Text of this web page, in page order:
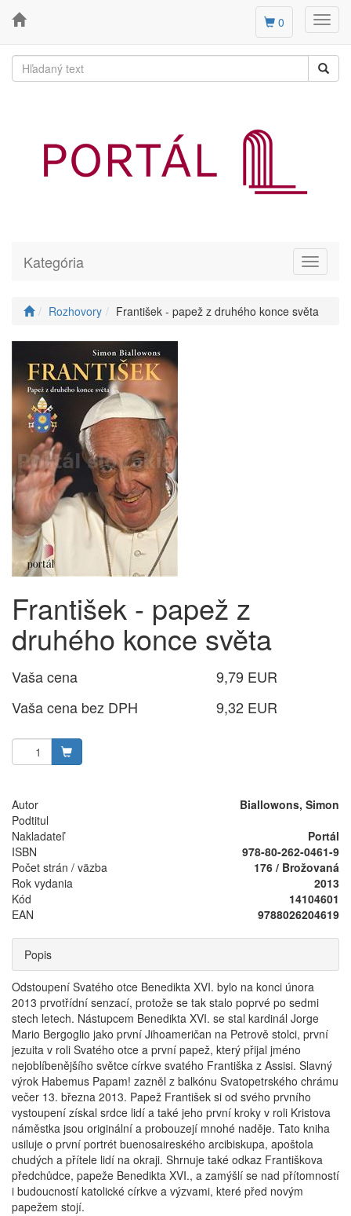
0
Toggle
Kategória
Rozhovory František - papež z druhého konce světa
František - papež z
druhého konce světa
Vaša cena
9,79 EUR
Vaša cena bez DPH
9,32 EUR
Autor
Biallowons, Simon
Podtitul
Nakladateľ
Portál
ISBN
978-80-262-0461-9
Počet strán / väzba
176 / Brožovaná
Rok vydania
2013
Kód
14104601
EAN
9788026204619
Popis
Odstoupení Svatého otce Benedikta XVI. bylo na konci února
2013 prvotřídní senzací, protože se tak stalo poprvé po sedmi
stech letech. Nástupcem Benedikta XVI. se stal kardinál Jorge
Mario Bergoglio jako první Jihoameričan na Petrově stolci, první
jezuita v roli Svatého otce a první papež, který přijal jméno
nejoblíbenějšího světce církve svatého Františka z Assisi. Slavný
výrok Habemus Papam! zazněl z balkónu Svatopetrského chrámu
večer 13. března 2013. Papež František si od svého prvního
vystoupení získal srdce lidí a také jeho první kroky v roli Kristova
náměstka jsou originální a probouzejí mnohé naděje. Tato kniha
usiluje o první portrét buenosaireského arcibiskupa, apoštola
chudých a přítele lidí na okraji. Shrnuje také odkaz Františkova
předchůdce, papeže Benedikta XVI., a zamýšlí se nad přítomností
i budoucností katolické církve a výzvami, které před novým
papežem stojí.